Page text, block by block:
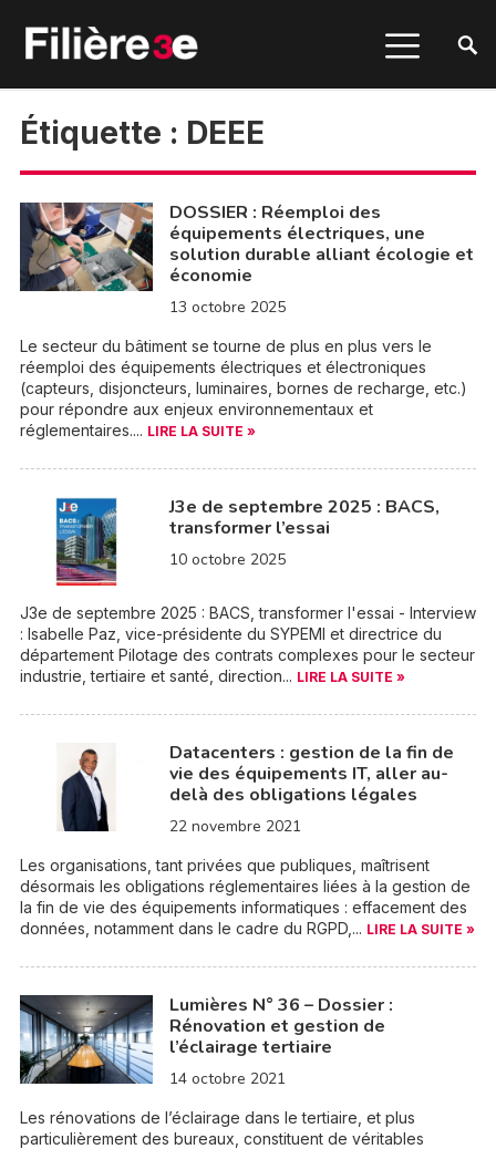
Étiquette : DEEE
DOSSIER : Réemploi des
équipements électriques, une
solution durable alliant écologie et
économie
13 octobre 2025
Le secteur du bâtiment se tourne de plus en plus vers le
réemploi des équipements électriques et électroniques
(capteurs, disjoncteurs, luminaires, bornes de recharge, etc.)
pour répondre aux enjeux environnementaux et
réglementaires.... LIRE LA SUITE »
J3e de septembre 2025 : BACS,
transformer l’essai
10 octobre 2025
J3e de septembre 2025 : BACS, transformer l'essai - Interview
: Isabelle Paz, vice-présidente du SYPEMI et directrice du
département Pilotage des contrats complexes pour le secteur
industrie, tertiaire et santé, direction... LIRE LA SUITE »
Datacenters : gestion de la fin de
vie des équipements IT, aller au-
delà des obligations légales
22 novembre 2021
Les organisations, tant privées que publiques, maîtrisent
désormais les obligations réglementaires liées à la gestion de
la fin de vie des équipements informatiques : effacement des
données, notamment dans le cadre du RGPD,... LIRE LA SUITE »
Lumières N° 36 – Dossier :
Rénovation et gestion de
l’éclairage tertiaire
14 octobre 2021
Les rénovations de l’éclairage dans le tertiaire, et plus
particulièrement des bureaux, constituent de véritables